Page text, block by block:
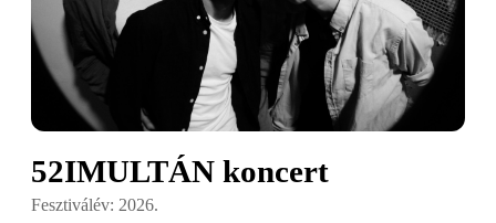
52IMULTÁN koncert
Fesztiválév: 2026.